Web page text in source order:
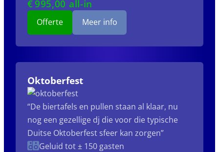
€995,00 all-in
Offerte Meer info
Oktoberfest
“De biertafels en pullen staan al klaar, nu
nog een gezellige dj die voor die typische
Duitse Oktoberfest sfeer kan zorgen”
Geluid tot ± 150 gasten